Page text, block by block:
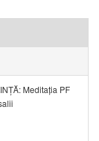
Meditația PF